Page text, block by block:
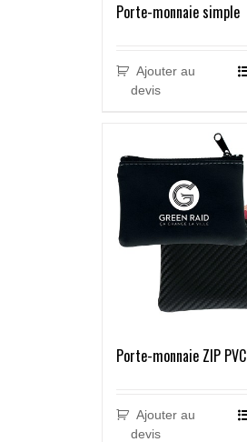
Porte-monnaie simple
Ajouter au
devis
Porte-monnaie ZIP PVC
Ajouter au
devis